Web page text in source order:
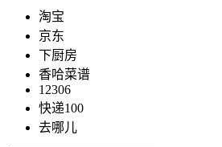
淘宝
京东
下厨房
香哈菜谱
12306
快递100
去哪儿